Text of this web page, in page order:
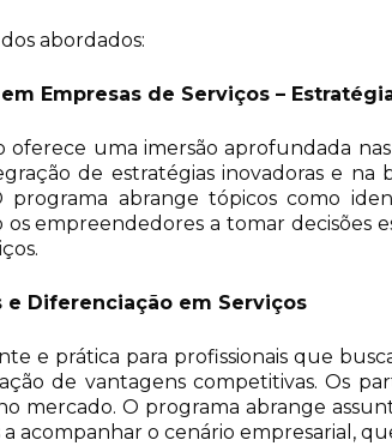
abordados:
Empresas de Serviços –
oferece uma imersão aprofundada
de estratégias inovadoras e
programa abrange tópicos como
empreendedores a tomar decisões
Diferenciação em Serviços
e prática para profissionais que
de vantagens competitivas. Os
mercado. O programa abrange
acompanhar o cenário empresarial,